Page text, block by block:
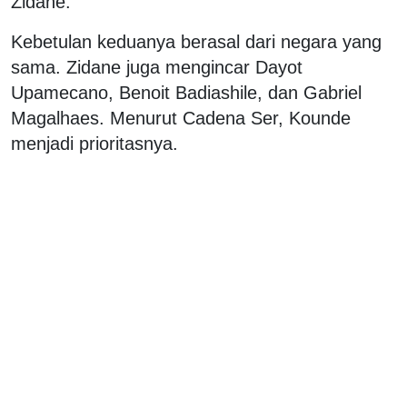
Kebetulan keduanya berasal dari negara yang
sama. Zidane juga mengincar Dayot
Upamecano, Benoit Badiashile, dan Gabriel
Magalhaes. Menurut Cadena Ser, Kounde
menjadi prioritasnya.